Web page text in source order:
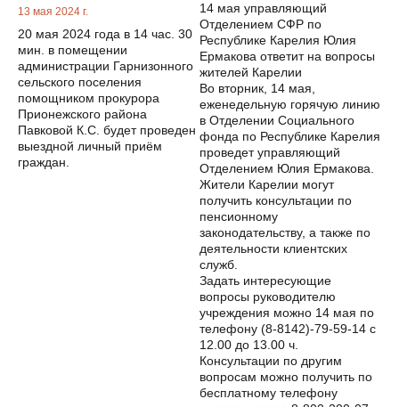
13 мая 2024 г.
20 мая 2024 года в 14 час. 30
мин. в помещении
администрации Гарнизонного
сельского поселения
помощником прокурора
Прионежского района
Павковой К.С. будет проведен
выездной личный приём
граждан.
14 мая управляющий
Отделением СФР по
Республике Карелия Юлия
Ермакова ответит на вопросы
жителей Карелии
Во вторник, 14 мая,
еженедельную горячую линию
в Отделении Социального
фонда по Республике Карелия
проведет управляющий
Отделением Юлия Ермакова.
Жители Карелии могут
получить консультации по
пенсионному
законодательству, а также по
деятельности клиентских
служб.
Задать интересующие
вопросы руководителю
учреждения можно 14 мая по
телефону (8-8142)-79-59-14 с
12.00 до 13.00 ч.
Консультации по другим
вопросам можно получить по
бесплатному телефону